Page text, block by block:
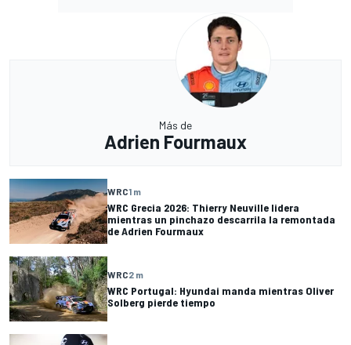
Más de
Adrien Fourmaux
WRC1 m
WRC Grecia 2026: Thierry Neuville lidera
mientras un pinchazo descarrila la remontada
de Adrien Fourmaux
WRC2 m
WRC Portugal: Hyundai manda mientras Oliver
Solberg pierde tiempo